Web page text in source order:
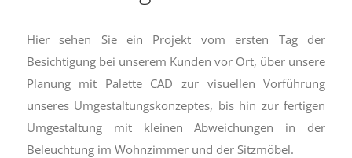
Hier sehen Sie ein Projekt vom ersten Tag der
Besichtigung bei unserem Kunden vor Ort, über unsere
Planung mit Palette CAD zur visuellen Vorführung
unseres Umgestaltungskonzeptes, bis hin zur fertigen
Umgestaltung mit kleinen Abweichungen in der
Beleuchtung im Wohnzimmer und der Sitzmöbel.